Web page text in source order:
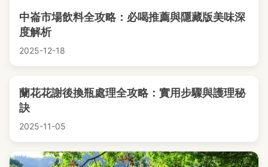
中崙市場飲料全攻略：必喝推薦與隱藏版美味深
度解析
2025-12-18
蘭花花謝後換瓶處理全攻略：實用步驟與護理秘
訣
2025-11-05